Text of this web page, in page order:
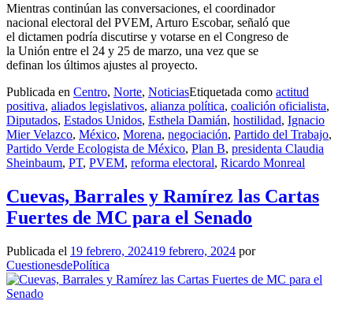
Mientras continúan las conversaciones, el coordinador
nacional electoral del PVEM, Arturo Escobar, señaló que
el dictamen podría discutirse y votarse en el Congreso de
la Unión entre el 24 y 25 de marzo, una vez que se
definan los últimos ajustes al proyecto.
Publicada en Centro, Norte, NoticiasEtiquetada como actitud
positiva, aliados legislativos, alianza política, coalición oficialista,
Diputados, Estados Unidos, Esthela Damián, hostilidad, Ignacio
Mier Velazco, México, Morena, negociación, Partido del Trabajo,
Partido Verde Ecologista de México, Plan B, presidenta Claudia
Sheinbaum, PT, PVEM, reforma electoral, Ricardo Monreal
Cuevas, Barrales y Ramírez las Cartas
Fuertes de MC para el Senado
Publicada el 19 febrero, 202419 febrero, 2024 por
CuestionesdePolítica